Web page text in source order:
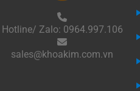
Hotline/ Zalo: 0964.997.106
sales@khoakim.com.vn